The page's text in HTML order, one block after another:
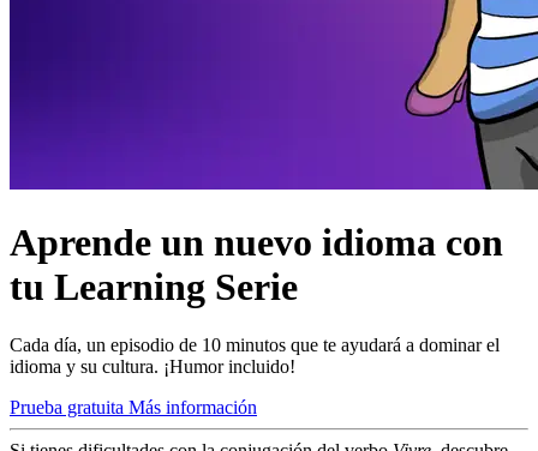
Aprende un nuevo idioma con
tu Learning Serie
Cada día, un episodio de 10 minutos que te ayudará a dominar el
idioma y su cultura. ¡Humor incluido!
Prueba gratuita Más información